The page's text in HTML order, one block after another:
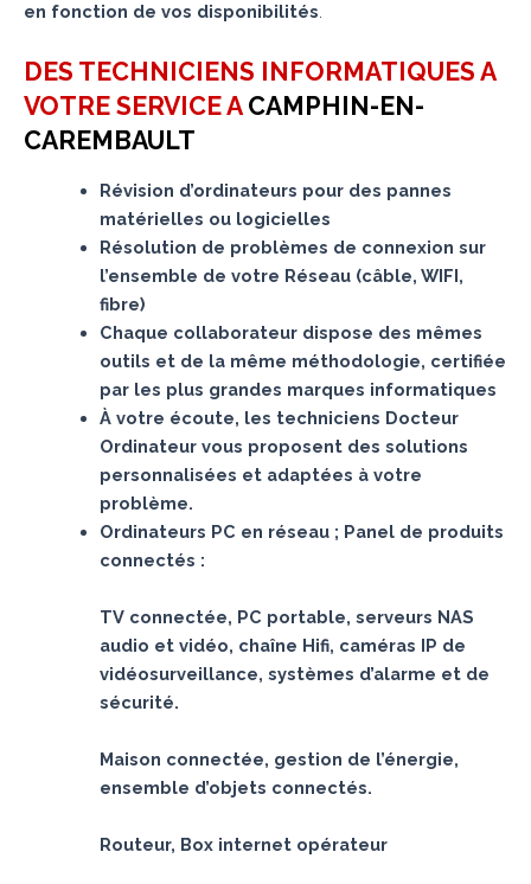
en fonction de vos disponibilités.
DES TECHNICIENS INFORMATIQUES A
VOTRE SERVICE A CAMPHIN-EN-
CAREMBAULT
Révision d’ordinateurs pour des pannes
matérielles ou logicielles
Résolution de problèmes de connexion sur
l’ensemble de votre Réseau (câble, WIFI,
fibre)
Chaque collaborateur dispose des mêmes
outils et de la même méthodologie, certifiée
par les plus grandes marques informatiques
À votre écoute, les techniciens Docteur
Ordinateur vous proposent des solutions
personnalisées et adaptées à votre
problème.
Ordinateurs PC en réseau ; Panel de produits
connectés :
TV connectée, PC portable, serveurs NAS
audio et vidéo, chaîne Hifi, caméras IP de
vidéosurveillance, systèmes d’alarme et de
sécurité.
Maison connectée, gestion de l’énergie,
ensemble d’objets connectés.
Routeur, Box internet opérateur